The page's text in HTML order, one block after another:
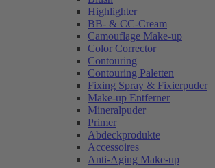
Highlighter
BB- & CC-Cream
Camouflage Make-up
Color Corrector
Contouring
Contouring Paletten
Fixing Spray & Fixierpuder
Make-up Entferner
Mineralpuder
Primer
Abdeckprodukte
Accessoires
Anti-Aging Make-up